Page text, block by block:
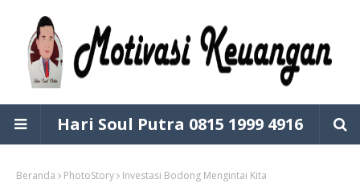
Hari Soul Putra 0815 1999 4916
Beranda PhotoStory Investasi Bodong Mengintai Kita